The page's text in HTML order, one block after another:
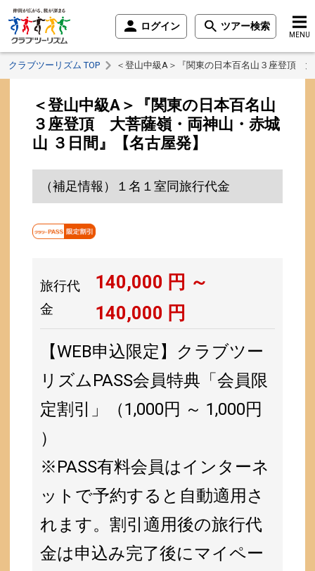
ログイン ツアー検索
MENU
クラブツーリズム TOP ＜登山中級A＞『関東の日本百名山３座登頂
＜登山中級A＞『関東の日本百名山
３座登頂 大菩薩嶺・両神山・赤城
山 ３日間』【名古屋発】
（補足情報）１名１室同旅行代金
旅行代
金
140,000 円 ～
140,000 円
【WEB申込限定】クラブツー
リズムPASS会員特典「会員限
定割引」（1,000円 ～ 1,000円
）
※PASS有料会員はインターネ
ットで予約すると自動適用さ
れます。割引適用後の旅行代
金は申込み完了後にマイペー